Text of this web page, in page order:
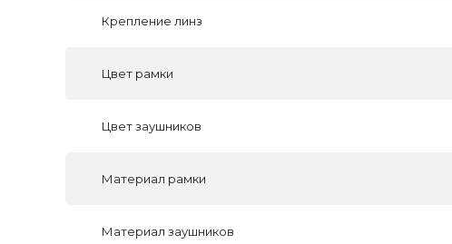
Крепление линз
Цвет рамки
Цвет заушников
Материал рамки
Материал заушников